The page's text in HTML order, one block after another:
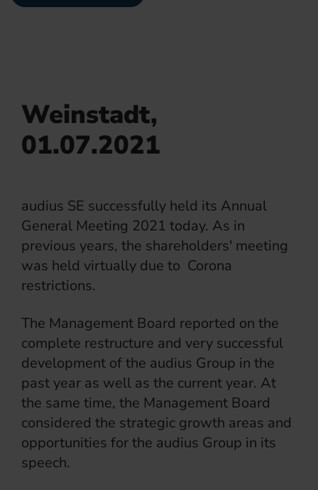
Weinstadt,
01.07.2021
audius SE successfully held its Annual
General Meeting 2021 today. As in
previous years, the shareholders' meeting
was held virtually due to Corona
restrictions.
The Management Board reported on the
complete restructure and very successful
development of the audius Group in the
past year as well as the current year. At
the same time, the Management Board
considered the strategic growth areas and
opportunities for the audius Group in its
speech.